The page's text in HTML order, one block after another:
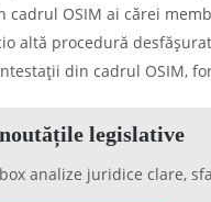
cadrul OSIM ai cărei
altă procedură
din cadrul OSIM,
legislative
analize juridice clare,